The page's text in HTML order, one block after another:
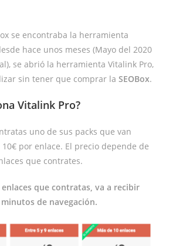
se encontraba la herramienta
hace unos meses (Mayo del 2020
se abrió la herramienta Vitalink Pro,
sin tener que comprar laSEOBox.
Vitalink Pro?
uno de sus packs que van
10€ por enlace. El precio depende de
que contrates.
que contratas, va a recibir
minutos de navegación.